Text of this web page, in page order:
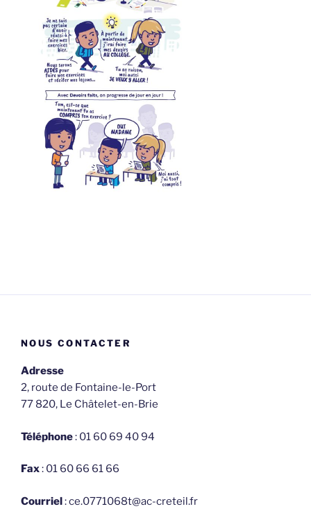
NOUS CONTACTER
Adresse
2, route de Fontaine-le-Port
77 820, Le Châtelet-en-Brie
Téléphone: 01 60 69 40 94
Fax: 01 60 66 61 66
Courriel: ce.0771068t@ac-creteil.fr